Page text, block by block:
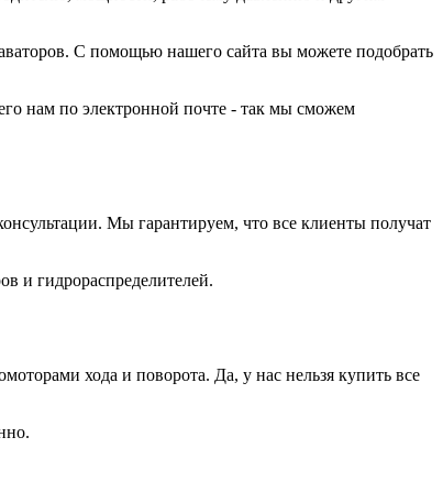
С помощью нашего сайта вы можете подобрать
нам по электронной почте - так мы сможем
Мы гарантируем, что все клиенты получат
и гидрораспределителей.
хода и поворота. Да, у нас нельзя купить все